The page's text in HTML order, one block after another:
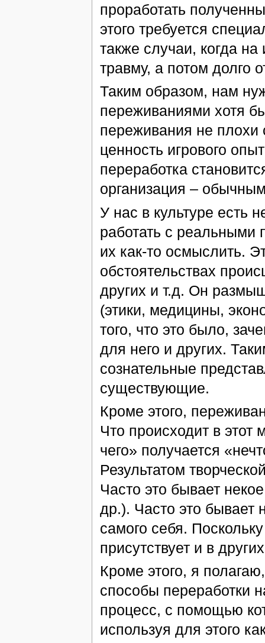
проработать
этого требуется
также случаи, когда
травму, а потом долго
Таким образом, нам
переживаниями хотя
переживания не
ценность игрового
переработка
организация –
У нас в культуре есть
работать с
их как-то осмыслить.
обстоятельствах
других и т.д. Он
(этики, медицины,
того, что это было,
для него и других.
сознательные
существующие.
Кроме этого,
Что происходит в этот
чего» получается
Результатом
Часто это бывает
др.). Часто это бывает
самого себя.
присутствует и в
Кроме этого, я
способы переработки
процесс, с помощью
используя для этого